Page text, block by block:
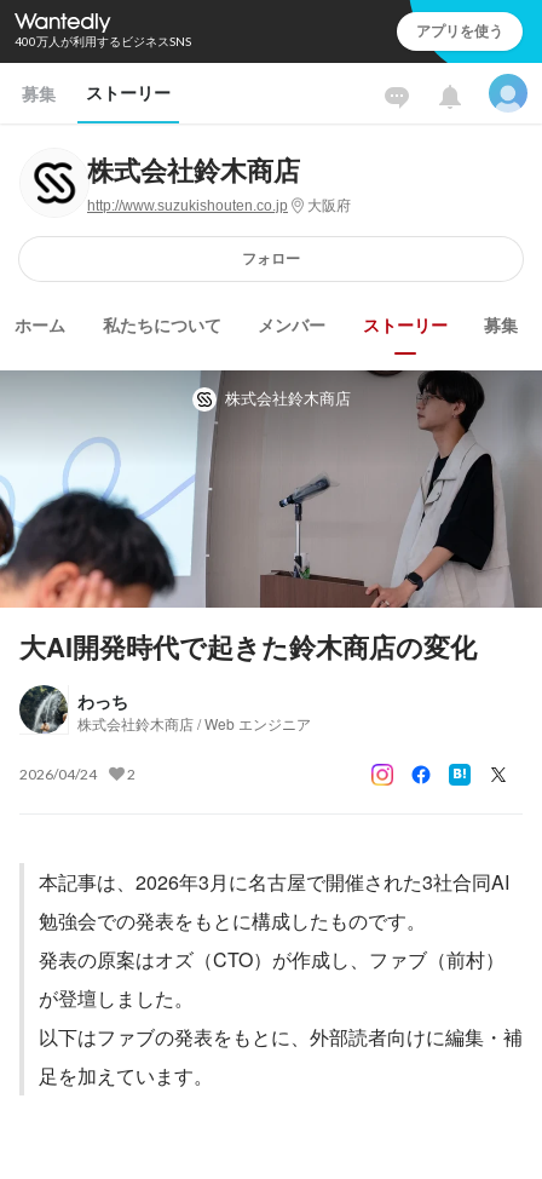
400万人が利用するビジネスSNS アプリを使う
募集 ストーリー
株式会社鈴木商店
http://www.suzukishouten.co.jp 大阪府
フォロー
ホーム 私たちについて メンバー ストーリー 募集
株式会社鈴木商店
大AI開発時代で起きた鈴木商店の変化
わっち
株式会社鈴木商店 / Web エンジニア
2026/04/24 2
本記事は、2026年3月に名古屋で開催された3社合同AI
勉強会での発表をもとに構成したものです。
発表の原案はオズ（CTO）が作成し、ファブ（前村）
が登壇しました。
以下はファブの発表をもとに、外部読者向けに編集・補
足を加えています。